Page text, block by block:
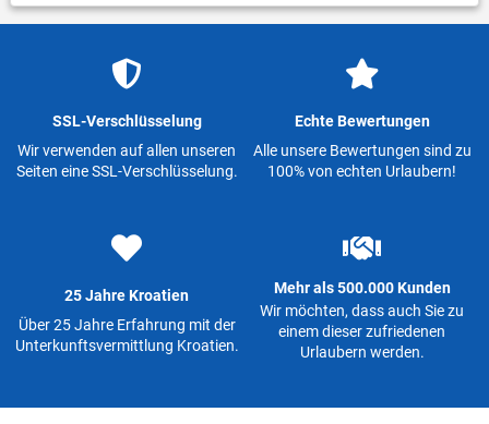
SSL-Verschlüsselung
Wir verwenden auf allen unseren
Seiten eine SSL-Verschlüsselung.
Echte Bewertungen
Alle unsere Bewertungen sind zu
100% von echten Urlaubern!
25 Jahre Kroatien
Über 25 Jahre Erfahrung mit der
Unterkunftsvermittlung Kroatien.
Mehr als 500.000 Kunden
Wir möchten, dass auch Sie zu
einem dieser zufriedenen
Urlaubern werden.